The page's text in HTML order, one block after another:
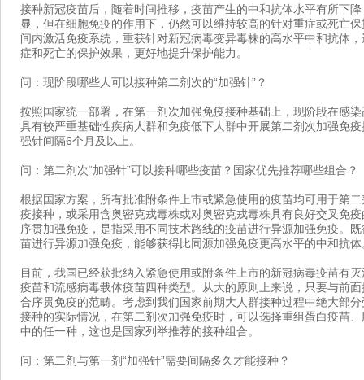
接种新冠疫苗后，随着时间推移，疫苗产生的中和抗体水平有所下
显，但在细胞免疫的作用下，仍然可以维持较高的针对重症或死亡
间内激活免疫系统，重获针对新冠病毒变异毒株的高水平中和抗体
症和死亡的保护效果，更好地提升保护能力。
问：现阶段哪些人可以接种第二剂次的“加强针”？
按照国家统一部署，在第一剂次加强免疫接种基础上，现阶段在感
具有较严重基础性疾病人群和免疫低下人群中开展第二剂次加强免
强针间隔6个月及以上。
问：第二剂次“加强针”可以接种哪些疫苗？国家优先推荐哪些组合？
根据国家方案，所有批准附条件上市或紧急使用的疫苗均可用于第
疫接种，或采用含奥密克戎毒株或对奥密克戎毒株具有良好交叉免
序贯加强免疫，是指采用不同技术路线的疫苗进行异源加强免疫。
苗进行异源加强免疫，能够获得比同源加强免疫更高水平的中和抗体
目前，我国已经获批纳入紧急使用或附条件上市的新冠病毒疫苗有
疫苗和流感病毒载体疫苗四种类型。从大的原则上来说，只要与前
合序贯免疫的范畴。考虑到我们国家前期大人群接种过程中绝大部
接种的实际情况，在第二剂次加强免疫时，可以选择重组蛋白疫苗
中的任一种，这也是国家列举推荐的接种组合。
问：第二剂与第一剂“加强针”需要间隔多久才能接种？